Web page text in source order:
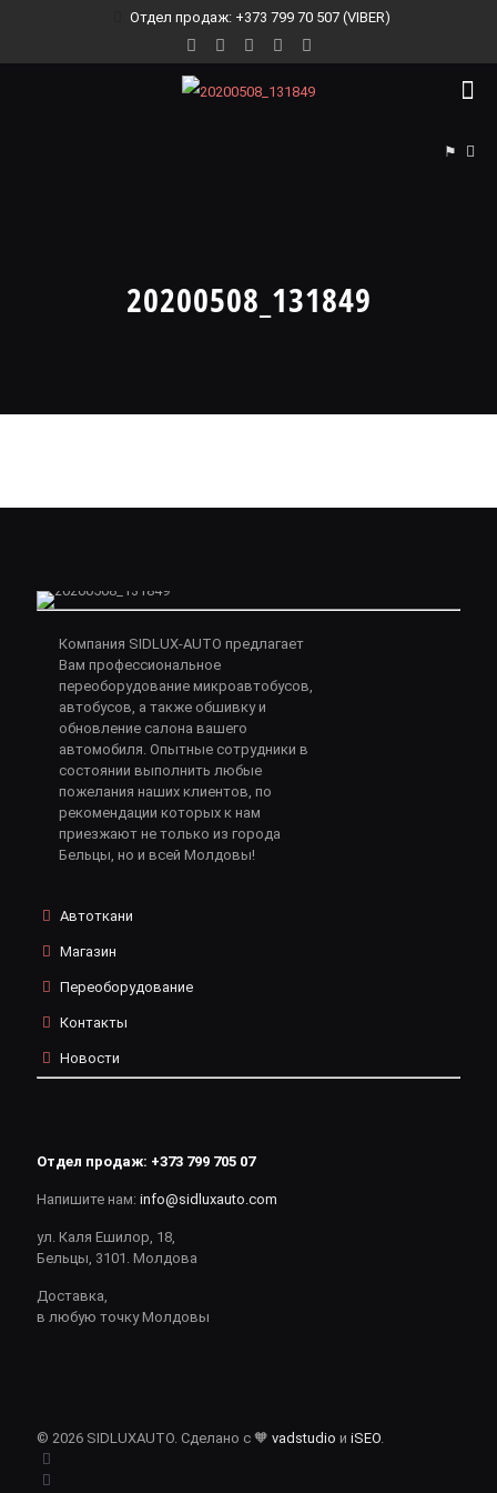
Отдел продаж: +373 799 70 507 (VIBER)
⚑
20200508_131849
Компания SIDLUX-AUTO предлагает
Вам профессиональное
переоборудование микроавтобусов,
автобусов, а также обшивку и
обновление салона вашего
автомобиля. Опытные сотрудники в
состоянии выполнить любые
пожелания наших клиентов, по
рекомендации которых к нам
приезжают не только из города
Бельцы, но и всей Молдовы!
Автоткани
Магазин
Переоборудование
Контакты
Новости
Отдел продаж: +373 799 705 07
Напишите нам: info@sidluxauto.com
ул. Каля Ешилор, 18,
Бельцы, 3101. Молдова
Доставка,
в любую точку Молдовы
© 2026 SIDLUXAUTO. Сделано с 🧡 vadstudio и iSEO.